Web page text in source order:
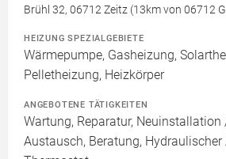
Brühl 32, 06712 Zeitz (13km von 06712
HEIZUNG SPEZIALGEBIETE
Wärmepumpe, Gasheizung,
Pelletheizung, Heizkörper
ANGEBOTENE TÄTIGKEITEN
Wartung, Reparatur, Neuinstallation
Austausch, Beratung, Hydraulischer